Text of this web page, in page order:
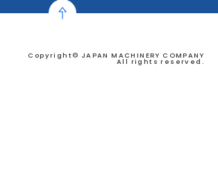
Copyright© JAPAN MACHINERY COMPANY
All rights reserved.